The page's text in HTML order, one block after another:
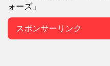
ォーズ」
スポンサーリンク